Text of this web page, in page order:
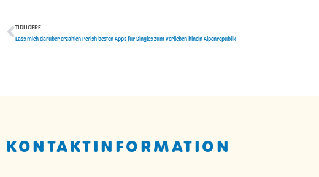
Tidligere
TIDLIGERE
Lass mich daruber erzahlen Perish besten Apps fur Singles zum Verlieben hinein Alpenrepublik
KONTAKTINFORMATION